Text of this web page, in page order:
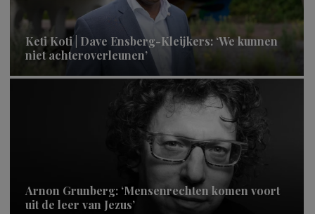
Keti Koti | Dave Ensberg-Kleijkers: ‘We kunnen
niet achteroverleunen’
Arnon Grunberg: ‘Mensenrechten komen voort
uit de leer van Jezus’